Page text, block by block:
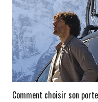
Comment choisir son